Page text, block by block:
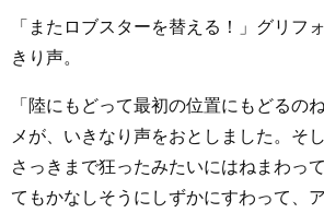
「またロブスターを替える！」グリフ
きり声。
「陸にもどって最初の位置にもどるの
メが、いきなり声をおとしました。そ
さっきまで狂ったみたいにはねまわっ
てもかなしそうにしずかにすわって、